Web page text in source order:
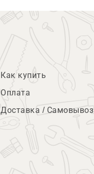
Как купить
Оплата
Доставка / Самовывоз